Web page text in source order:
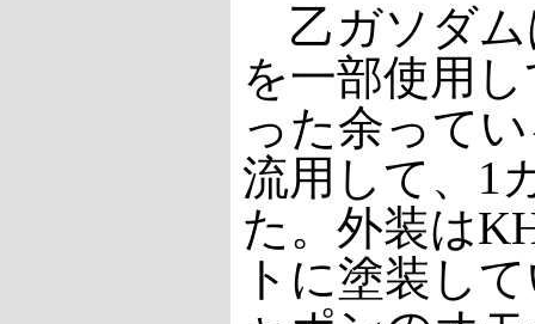
乙ガソダム
を一部使用
った余って
流用して、1
た。外装は
トに塗装し